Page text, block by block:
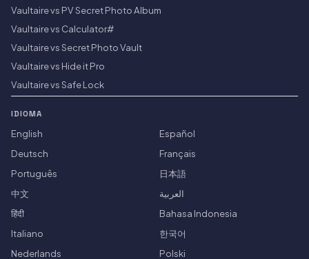
Vaultaire vs PV Secret Photo Album
Vaultaire vs Calculator#
Vaultaire vs Secret Photo Vault
Vaultaire vs Hide it Pro
Vaultaire vs Safe Lock
IDIOMA
English
Español
Deutsch
Français
Português
日本語
中文
العربية
हिंदी
Bahasa Indonesia
Italiano
한국어
Nederlands
Polski